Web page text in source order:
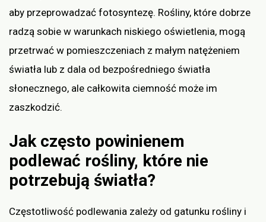
aby przeprowadzać fotosyntezę. Rośliny, które dobrze
radzą sobie w warunkach niskiego oświetlenia, mogą
przetrwać w pomieszczeniach z małym natężeniem
światła lub z dala od bezpośredniego światła
słonecznego, ale całkowita ciemność może im
zaszkodzić.
Jak często powinienem
podlewać rośliny, które nie
potrzebują światła?
Częstotliwość podlewania zależy od gatunku rośliny i